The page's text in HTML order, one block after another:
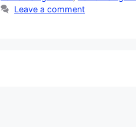
Leave a comment